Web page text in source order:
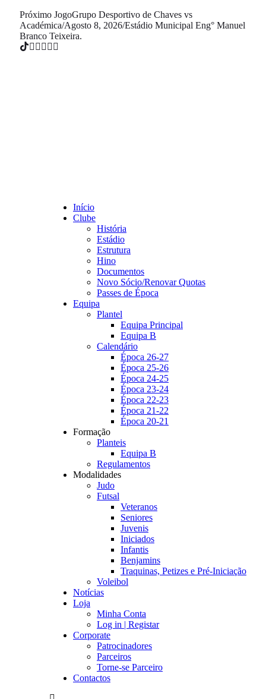
Próximo JogoGrupo Desportivo de Chaves vs
Académica/Agosto 8, 2026/Estádio Municipal Eng° Manuel
Branco Teixeira.
Início
Clube
História
Estádio
Estrutura
Hino
Documentos
Novo Sócio/Renovar Quotas
Passes de Época
Equipa
Plantel
Equipa Principal
Equipa B
Calendário
Época 26-27
Época 25-26
Época 24-25
Época 23-24
Época 22-23
Época 21-22
Época 20-21
Formação
Planteis
Equipa B
Regulamentos
Modalidades
Judo
Futsal
Veteranos
Seniores
Juvenis
Iniciados
Infantis
Benjamins
Traquinas, Petizes e Pré-Iniciação
Voleibol
Notícias
Loja
Minha Conta
Log in | Registar
Corporate
Patrocinadores
Parceiros
Torne-se Parceiro
Contactos